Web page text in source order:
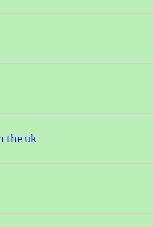
the uk